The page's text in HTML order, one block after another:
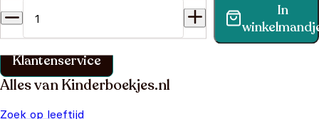
In
Vind binnen no-time antwoord op je vraag op onze
klantenservice pagina.
Klantenservice
Alles van Kinderboekjes.nl
Zoek op leeftijd